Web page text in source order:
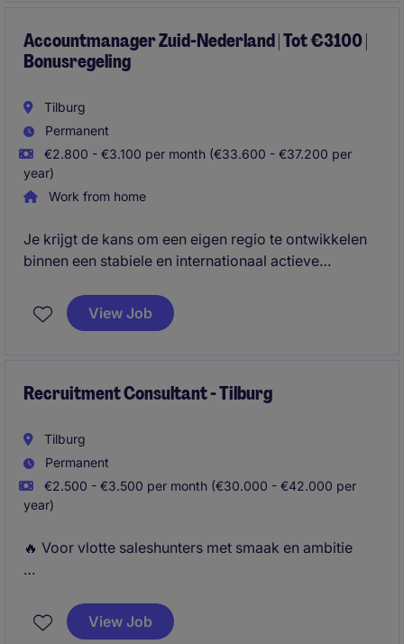
Accountmanager Zuid-Nederland | Tot €3100 |
Bonusregeling
Tilburg
Permanent
€2.800 - €3.100 per month (€33.600 - €37.200 per
year)
Work from home
Je krijgt de kans om een eigen regio te ontwikkelen
binnen een stabiele en internationaal actieve
maar levert maatwerkoplossingen waarmee je
daadwerkelijk waarde toevoegt voor de klant.
mogelijkheid om jezelf verder te ontwikkelen binnen
View Job
Recruitment Consultant - Tilburg
Tilburg
Permanent
€2.500 - €3.500 per month (€30.000 - €42.000 per
year)
🔥 Voor vlotte saleshunters met smaak en ambitie
de schakel tussen ambitieuze professionals en
toonaangevende bedrijven. Je gebruikt je
View Job